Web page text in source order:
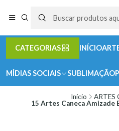
CATEGORIAS INÍCIO
MÍDIAS SOCIAIS SUBLIMAÇÃO
Início
ARTES
15 Artes Caneca Amizade